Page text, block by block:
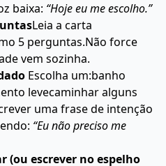
baixa: “Hoje eu me escolho.”
Leia a carta
5 perguntas.Não force
vem sozinha.
Escolha um:banho
levecaminhar alguns
uma frase de intenção
“Eu não preciso me
(ou escrever no espelho